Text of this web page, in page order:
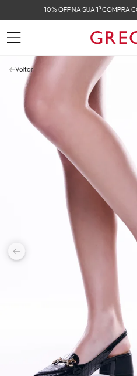
10% OFF NA SUA 1ª COMPRA
Voltar